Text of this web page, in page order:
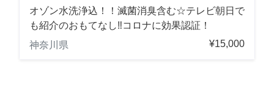
オゾン水洗浄込！！滅菌消臭含む☆テレビ朝日で
も紹介のおもてなし‼コロナに効果認証！
神奈川県
¥15,000